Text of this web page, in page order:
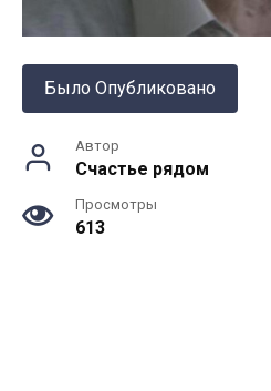
Было Опубликовано
Автор
Счастье рядом
Просмотры
613